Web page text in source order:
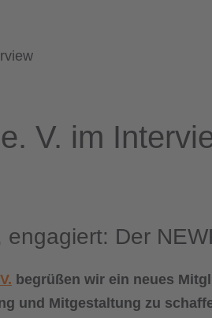
V. im
engagiert: Der
begrüßen wir ein neues
und Mitgestaltung zu